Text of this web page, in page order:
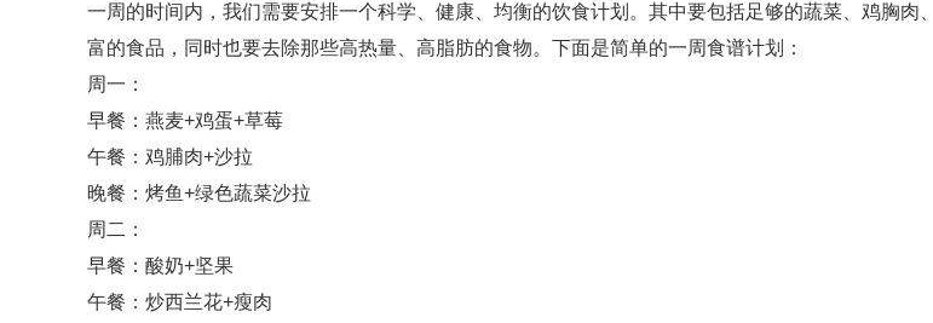
一周的时间内，我们需要安排一个科学、健康、均衡的饮食计划。其中要包括足够的蔬菜、鸡胸肉
富的食品，同时也要去除那些高热量、高脂肪的食物。下面是简单的一周食谱计划：
周一：
早餐：燕麦+鸡蛋+草莓
午餐：鸡脯肉+沙拉
晚餐：烤鱼+绿色蔬菜沙拉
周二：
早餐：酸奶+坚果
午餐：炒西兰花+瘦肉